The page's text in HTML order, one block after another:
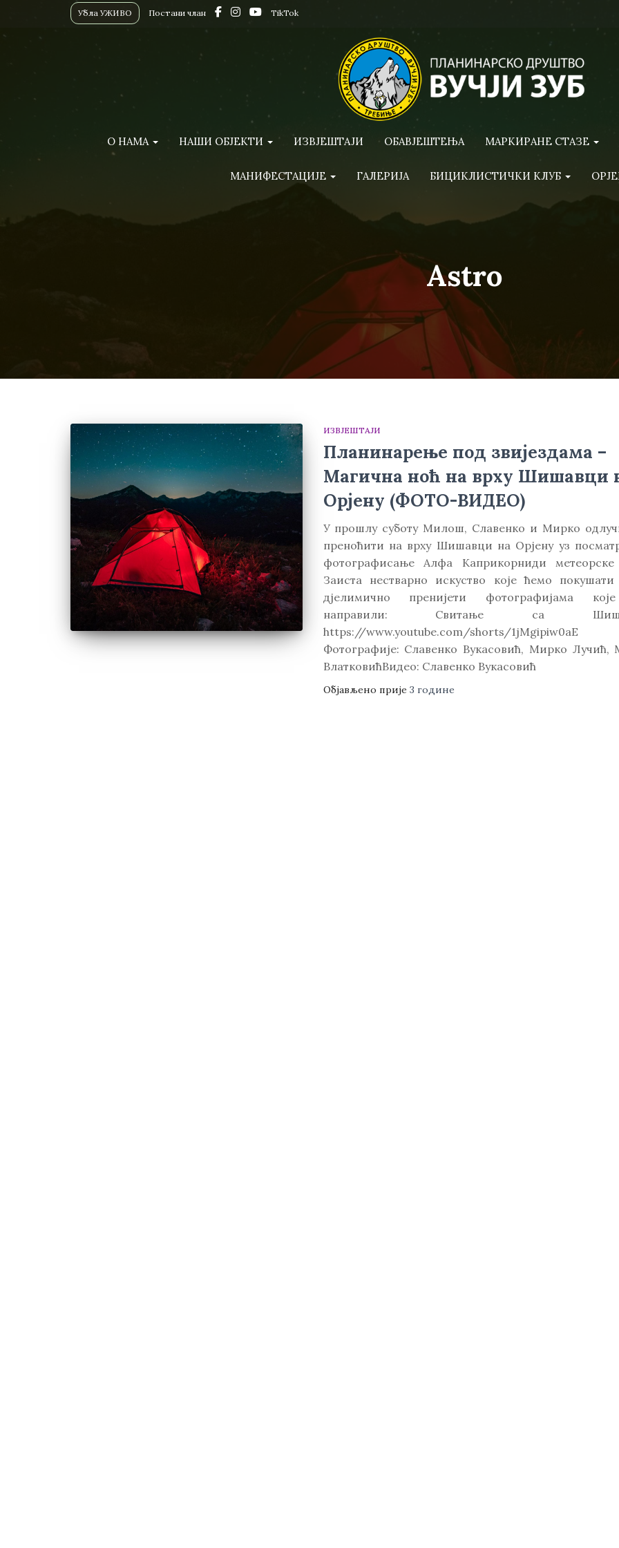
Убла УЖИВО Постани члан TikTok
О НАМА НАШИ ОБЈЕКТИ ИЗВЈЕШТАЈИ ОБАВЈЕШТЕЊА МАРКИРАНЕ СТАЗЕ
МАНИФЕСТАЦИЈЕ ГАЛЕРИЈА БИЦИКЛИСТИЧКИ КЛУБ
Astro
ИЗВЈЕШТАЈИ
Планинарење под звијездама –
Магична ноћ на врху Шишавци
Орјену (ФОТО-ВИДЕО)
У прошлу суботу Милош, Славенко и Мирко
преноћити на врху Шишавци на Орјену уз
фотографисање Алфа Каприкорниди
Заиста нестварно искуство које ћемо
дјелимично пренијети фотографијама
направили: Свитање са
https://www.youtube.com/shorts/1jMgipiw0aE
Фотографије: Славенко Вукасовић, Мирко
ВлатковићВидео: Славенко Вукасовић
Објављено прије 3 године